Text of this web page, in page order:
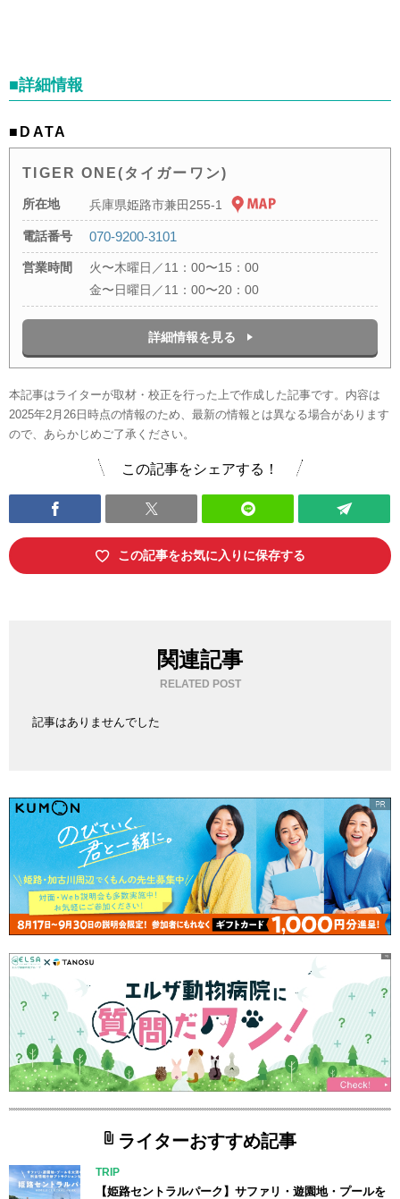
■詳細情報
■DATA
TIGER ONE(タイガーワン)
所在地 兵庫県姫路市兼田255-1
電話番号 070-9200-3101
営業時間
火〜木曜日／11：00〜15：00
金〜日曜日／11：00〜20：00
詳細情報を見る
本記事はライターが取材・校正を行った上で作成した記事です。内容は
2025年2月26日時点の情報のため、最新の情報とは異なる場合があります
ので、あらかじめご了承ください。
この記事をシェアする！
この記事をお気に入りに保存する
関連記事
RELATED POST
記事はありませんでした
ライターおすすめ記事
TRIP
【姫路セントラルパーク】サファリ・遊園地・プールを